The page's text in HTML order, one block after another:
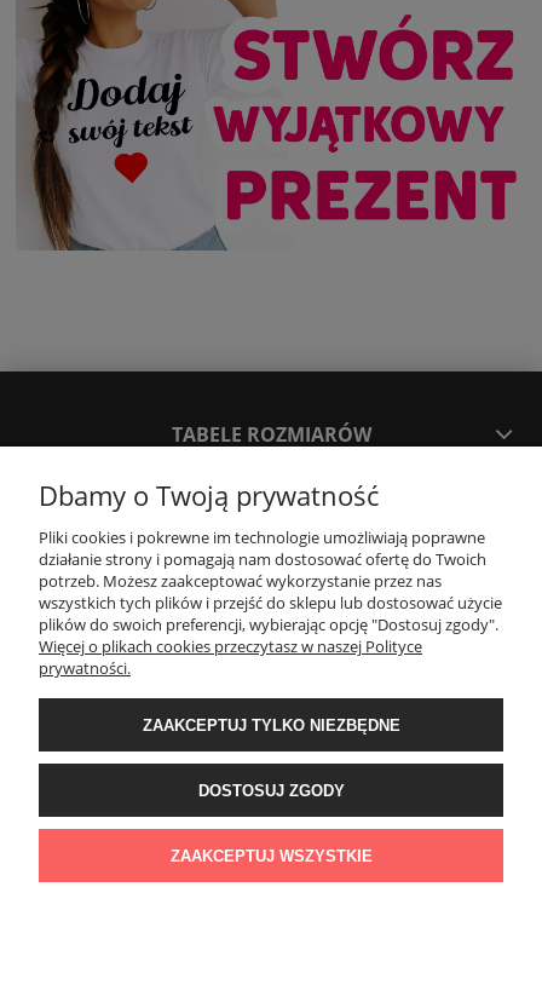
TABELE ROZMIARÓW
SPOSOBY PŁATNOŚCI ORAZ CZAS I KOSZTY DOSTAWY
DOSTAWY
KONTAKT
WYMIANA / ZWROTY / REKLAMACJE
REGULAMINY
Timeforf| ul. SOŁTYKA TADEUSZA 16C /SEGMENT NUMER 6 | 39-
300 Mielec | woj. podkarpackie |tel: 732 220 654pon-pt: 8:00-16:00 | mail:
Dbamy o Twoją prywatność
Pliki cookies i pokrewne im technologie umożliwiają poprawne
działanie strony i pomagają nam dostosować ofertę do Twoich
potrzeb. Możesz zaakceptować wykorzystanie przez nas
wszystkich tych plików i przejść do sklepu lub dostosować użycie
plików do swoich preferencji, wybierając opcję "Dostosuj zgody".
Więcej o plikach cookies przeczytasz w naszej Polityce
prywatności.
ZAAKCEPTUJ TYLKO NIEZBĘDNE
DOSTOSUJ ZGODY
ZAAKCEPTUJ WSZYSTKIE